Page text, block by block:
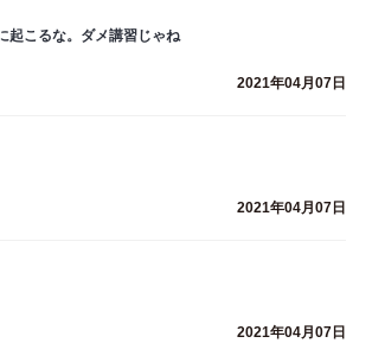
起こるな。ダメ講習じゃね
2021年04月07日
2021年04月07日
2021年04月07日